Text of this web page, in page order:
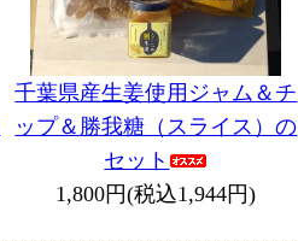
千葉県産生姜使用ジャム＆チ
ップ＆勝我糖（スライス）の
セット
1,800円(税込1,944円)